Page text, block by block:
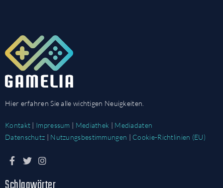
Hier erfahren Sie alle wichtigen Neuigkeiten.
Kontakt | Impressum | Mediathek | Mediadaten
Datenschutz | Nutzungsbestimmungen | Cookie-Richtlinien (EU)